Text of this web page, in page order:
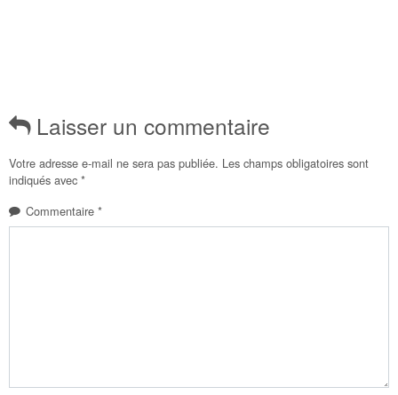
Laisser un commentaire
Votre adresse e-mail ne sera pas publiée. Les champs obligatoires sont
indiqués avec *
Commentaire *